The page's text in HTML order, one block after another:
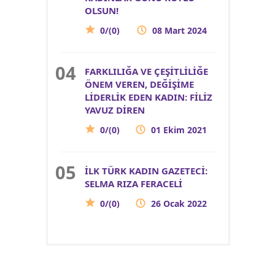
OLSUN!
0/(0) 08 Mart 2024
FARKLILIĞA VE ÇEŞİTLİLİĞE
ÖNEM VEREN, DEĞİŞİME
LİDERLİK EDEN KADIN: FİLİZ
YAVUZ DİREN
0/(0) 01 Ekim 2021
İLK TÜRK KADIN GAZETECİ:
SELMA RIZA FERACELİ
0/(0) 26 Ocak 2022